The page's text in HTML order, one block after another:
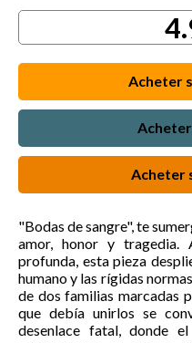
"Bodas de sangre", te
amor, honor y tragedia.
profunda, esta pieza
humano y las rígidas
de dos familias marcadas
que debía unirlos se
desenlace fatal, donde
Acheter
Acheter